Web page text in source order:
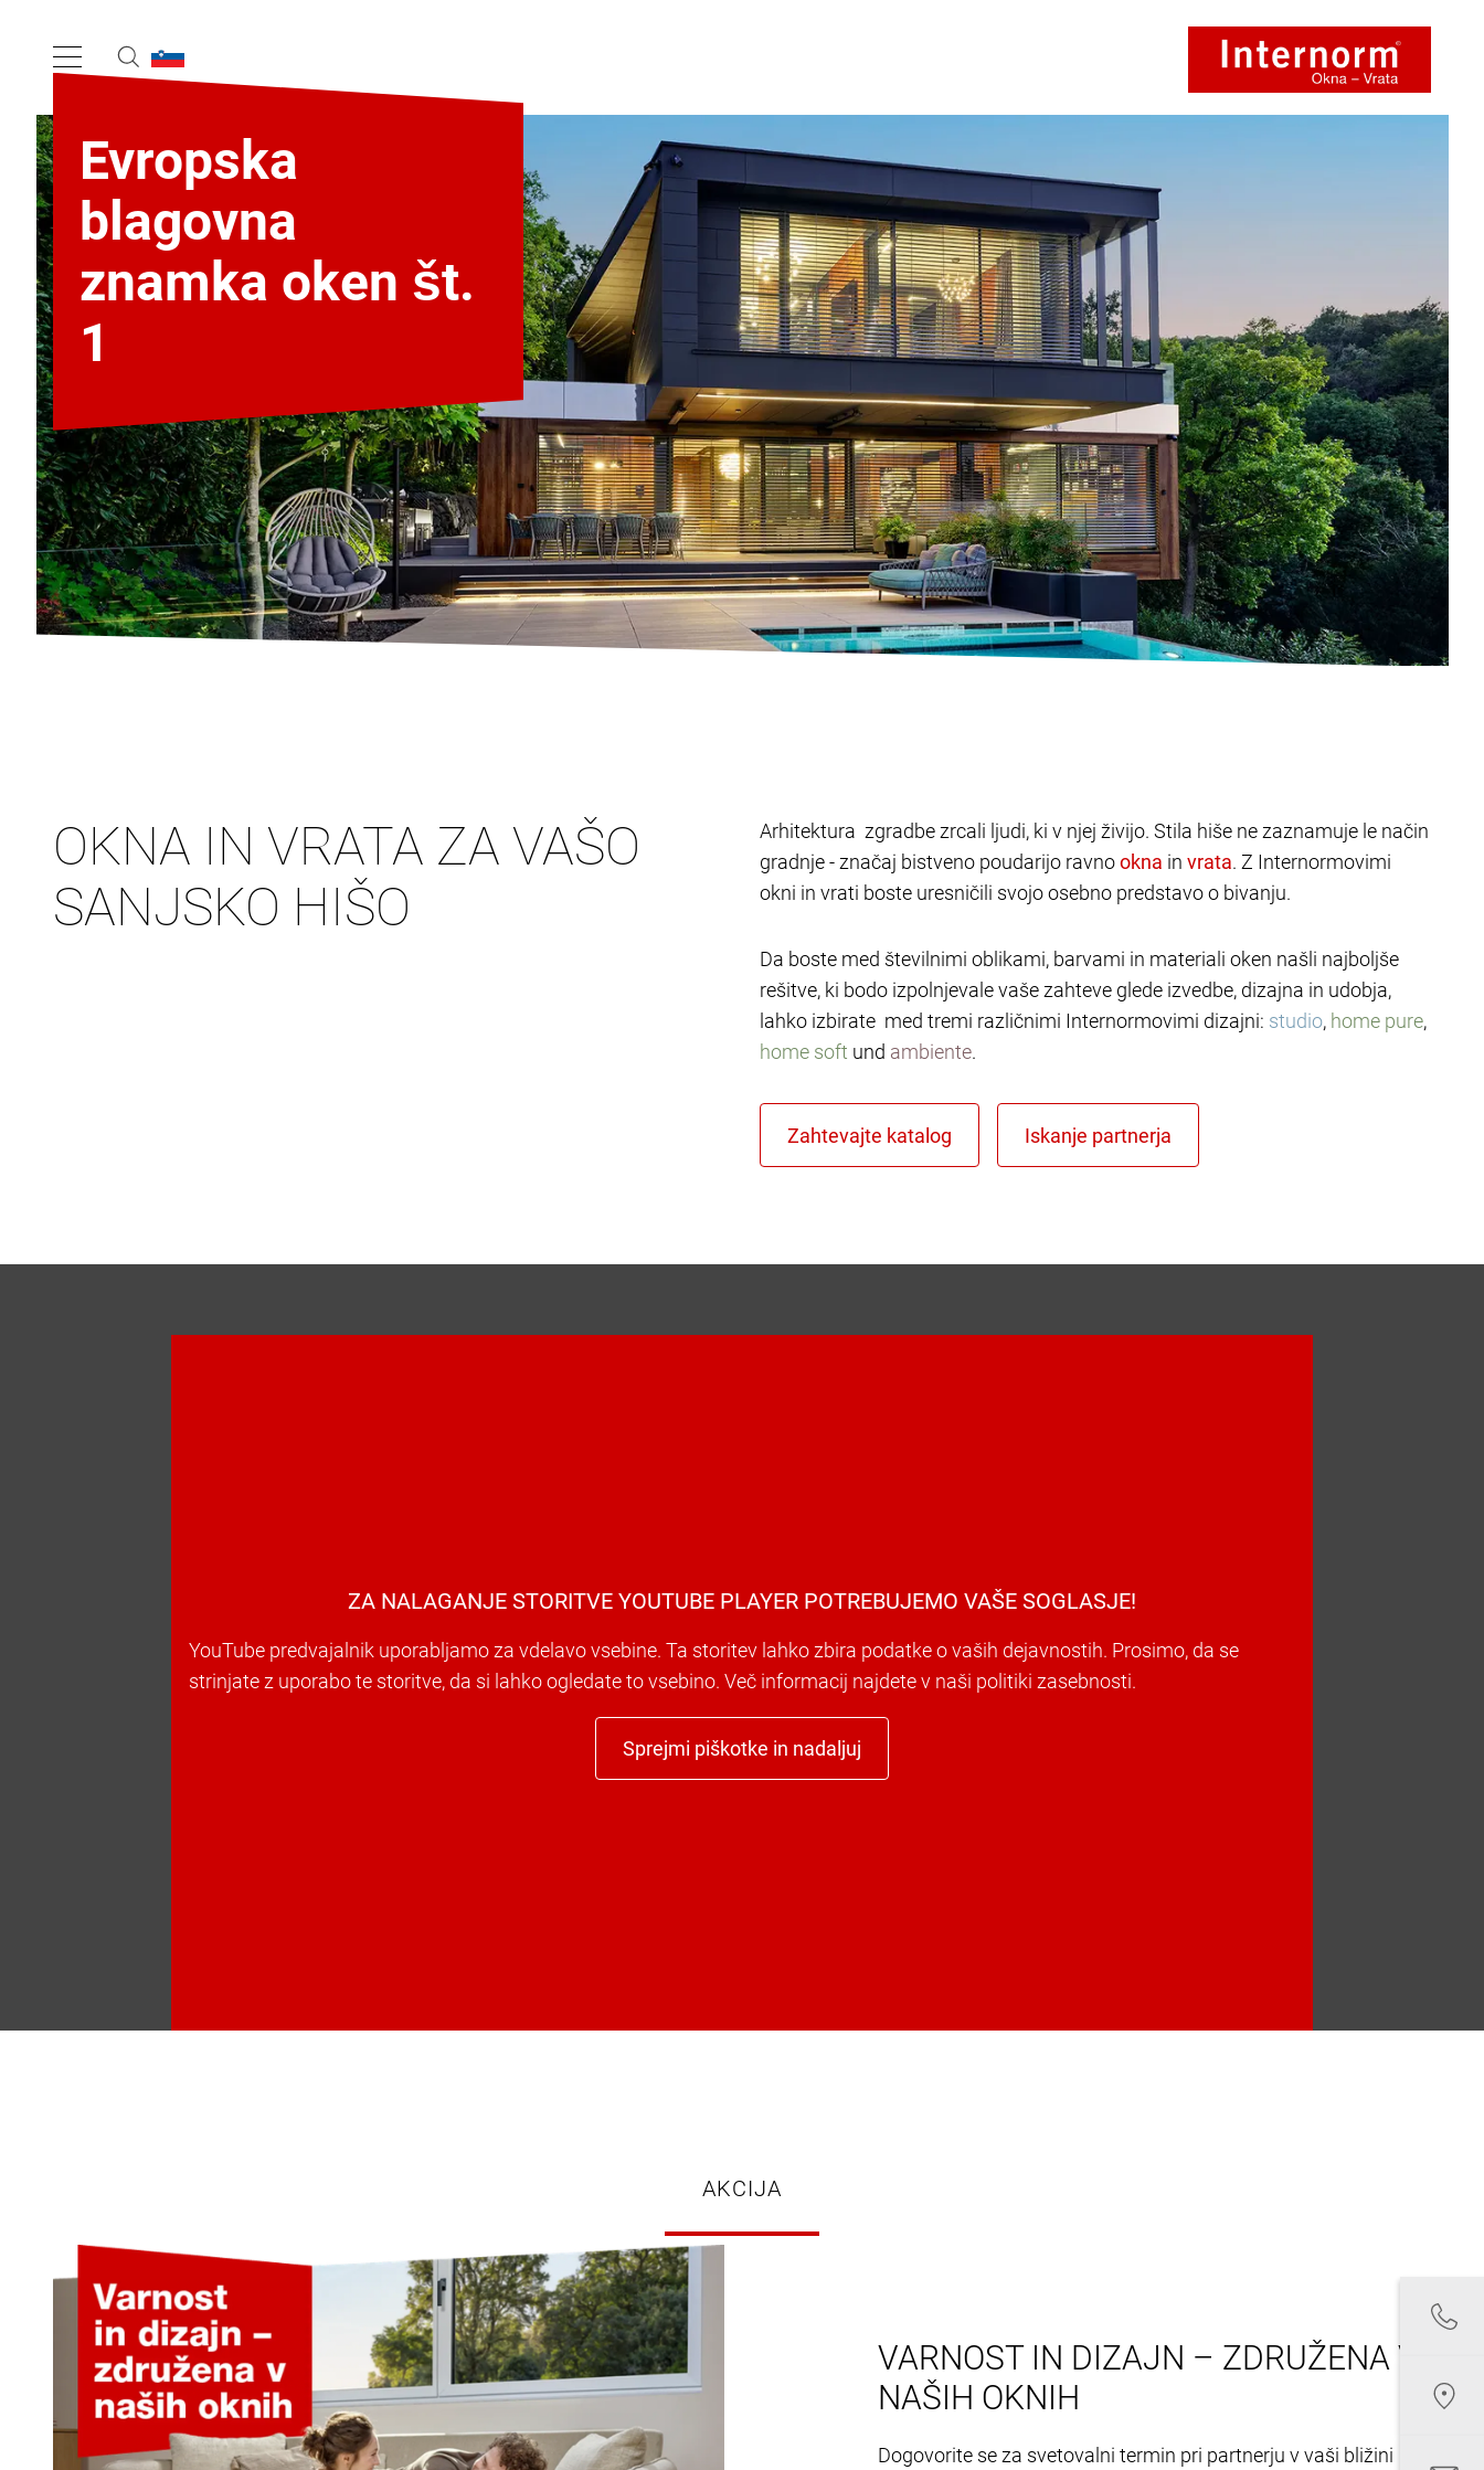
Evropska
blagovna
znamka oken št.
1
OKNA IN VRATA ZA VAŠO
SANJSKO HIŠO
Arhitektura zgradbe zrcali ljudi, ki v njej živijo. Stila hiše ne zaznamuje le način
gradnje - značaj bistveno poudarijo ravno
in
. Z Internormovimi
okni in vrati boste uresničili svojo osebno predstavo o bivanju.
Da boste med številnimi oblikami, barvami in materiali oken našli najboljše
rešitve, ki bodo izpolnjevale vaše zahteve glede izvedbe, dizajna in udobja,
lahko izbirate med tremi različnimi Internormovimi dizajni: studio, home pure,
home soft und ambiente.
ZA NALAGANJE STORITVE YOUTUBE PLAYER POTREBUJEMO VAŠE SOGLASJE!
YouTube predvajalnik uporabljamo za vdelavo vsebine. Ta storitev lahko zbira podatke o vaših dejavnostih. Prosimo, da se
strinjate z uporabo te storitve, da si lahko ogledate to vsebino. Več informacij najdete v naši politiki zasebnosti.
Sprejmi piškotke in nadaljuj
AKCIJA
VARNOST IN DIZAJN – ZDRUŽENA V
NAŠIH OKNIH
Dogovorite se za svetovalni termin pri partnerju v vaši bližini